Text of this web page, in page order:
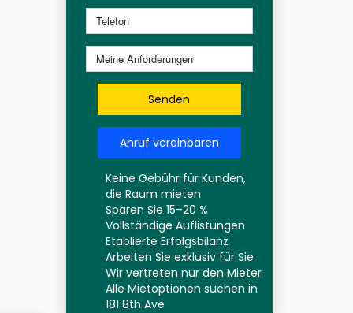
Senden
Anruf vereinbaren
Keine Gebühr für Kunden,
die Raum mieten
Sparen Sie 15–20 %
Vollständige Auflistungen
Etablierte Erfolgsbilanz
Arbeiten Sie exklusiv für Sie
Wir vertreten nur den Mieter
Alle Mietoptionen suchen in
181 8th Ave